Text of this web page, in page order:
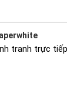
tranh trực